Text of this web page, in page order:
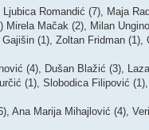
Romandić (7), Maja
Mačak (2), Milan
(1), Zoltan Fridman (1),
(4), Dušan Blažić (3),
(1), Slobodica Filipović
Ana Marija Mihajlović (4),